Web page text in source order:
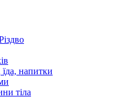
напитки
тіла